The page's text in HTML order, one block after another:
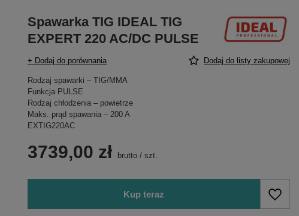
Spawarka TIG IDEAL TIG
EXPERT 220 AC/DC PULSE
+ Dodaj do porównania Dodaj do listy zakupowej
Rodzaj spawarki – TIG/MMA
Funkcja PULSE
Rodzaj chłodzenia – powietrze
Maks. prąd spawania – 200 A
EXTIG220AC
3739,00 zł brutto /szt.
Kup teraz